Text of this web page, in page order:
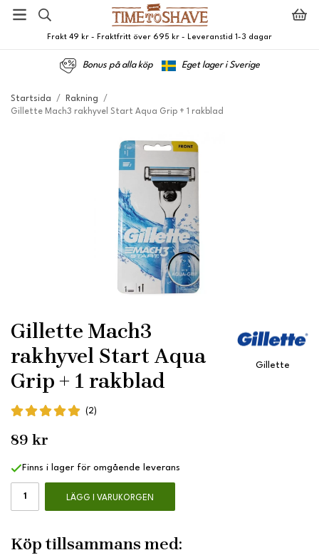
Frakt 49 kr - Fraktfritt över 695 kr - Leveranstid 1-3 dagar
Bonus på alla köp Eget lager i Sverige
Startsida / Rakning
/
Gillette Mach3 rakhyvel Start Aqua Grip + 1 rakblad
Gillette Mach3
rakhyvel Start Aqua
Grip + 1 rakblad
Gillette
(2)
89 kr
Finns i lager för omgående leverans
LÄGG I VARUKORGEN
Köp tillsammans med: